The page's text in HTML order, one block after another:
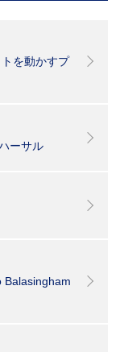
を動かすプ
ーサル
Balasingham